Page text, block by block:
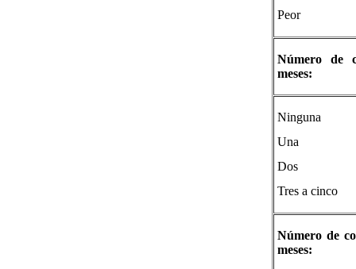
Peor
Número de
meses:
Ninguna
Una
Dos
Tres a cinco
Número de
meses: